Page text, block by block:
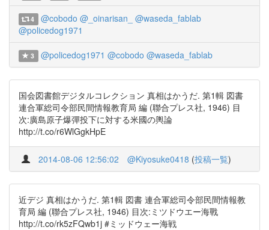
4 @cobodo @_oinarisan_
@waseda_fablab
@policedog1971
3 @policedog1971 @cobodo @waseda_fablab
国会図書館デジタルコレクション 真相はかうだ. 第1輯 図書
連合軍総司令部民間情報教育局 編 (聯合プレス社, 1946) 目
次:廣島原子爆彈投下に対する米國の輿論
http://t.co/r6WlGgkHpE
2014-08-06 12:56:02 @Kiyosuke0418 (投稿一覧)
近デジ 真相はかうだ. 第1輯 図書 連合軍総司令部民間情報教
育局 編 (聯合プレス社, 1946) 目次:ミツドウエー海戰
http://t.co/rk5zFQwb1j #ミッドウェー海戦